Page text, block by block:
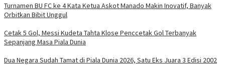
Turnamen BU FC ke 4 Kata Ketua Askot Manado Makin Inovatif, Banyak
Orbitkan Bibit Unggul
Cetak 5 Gol, Messi Kudeta Tahta Klose Penccetak Gol Terbanyak
Sepanjang Masa Piala Dunia
Dua Negara Sudah Tamat di Piala Dunia 2026, Satu Eks Juara 3 Edisi 2002